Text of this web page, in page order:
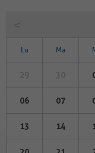
Lu Ma
06 07
13 14